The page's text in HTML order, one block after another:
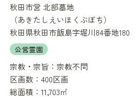
秋田市営 北部墓地
（あきたしえいほくぶぼち）
秋田県秋田市飯島字堀川84番地180
公営霊園
宗教・宗旨： 宗教不問
区画数： 400区画
総面積： 11,703㎡